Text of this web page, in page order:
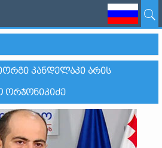
ᲙᲐᲜᲓᲔᲚᲐᲙᲘ ᲐᲠᲘᲡ
ᲝᲠᲯᲝᲜᲘᲙᲘᲫᲔ